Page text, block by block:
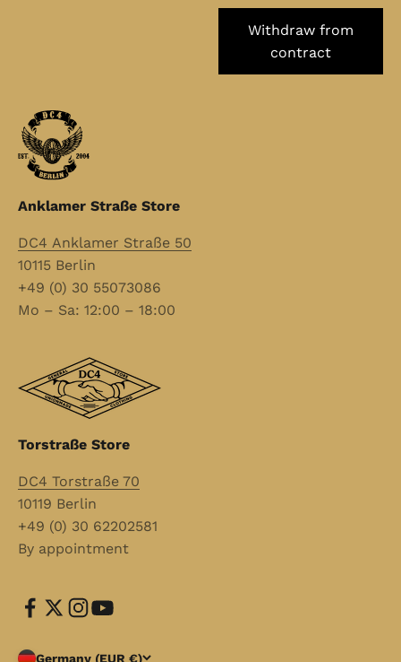
Withdraw from
contract
Anklamer Straße Store
DC4 Anklamer Straße 50
10115 Berlin
+49 (0) 30 55073086
Mo – Sa: 12:00 – 18:00
Torstraße Store
DC4 Torstraße 70
10119 Berlin
+49 (0) 30 62202581
By appointment
Germany (EUR €)